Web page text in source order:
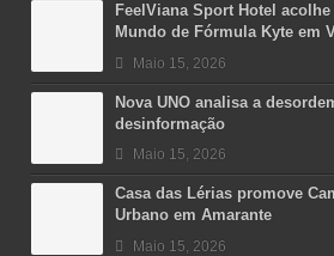
FeelViana Sport Hotel
Mundo de Fórmula Kyte em
Maio 15, 2026
Nova UNO analisa a
desinformação
Maio 15, 2026
Casa das Lérias promove
Urbano em Amarante
Maio 15, 2026